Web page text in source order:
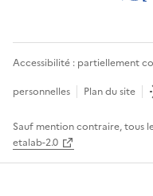
Accessibilité : partiellement
personnelles
Plan du site
Sauf mention contraire, tous
etalab-2.0